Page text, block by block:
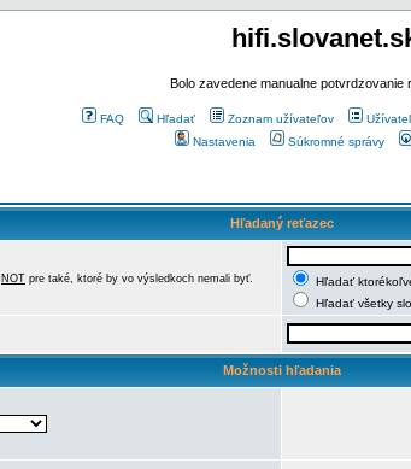
Bolo zavedene manualne potvrdzovanie
FAQ Hľadať Zoznam užívateľov
Nastavenia
Súkromné správy
Hľadaný reťazec
NOT pre také, ktoré by vo výsledkoch nemali byť.
Hľadať
Hľadať všetky
Možnosti hľadania